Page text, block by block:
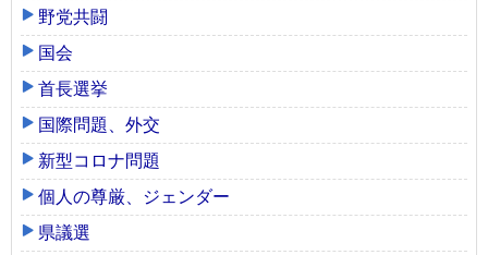
野党共闘
国会
首長選挙
国際問題、外交
新型コロナ問題
個人の尊厳、ジェンダー
県議選